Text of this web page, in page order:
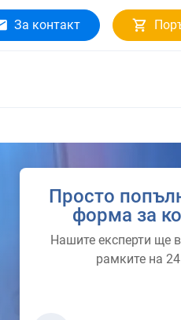
За контакт
Просто
форма за
Нашите експерти ще
рамките на